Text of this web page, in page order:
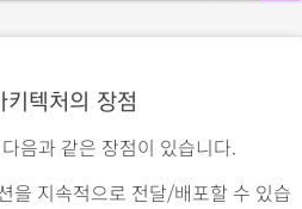
키텍처의 장점
음과 같은 장점이 있습니다.
을 지속적으로 전달/배포할 수 있습